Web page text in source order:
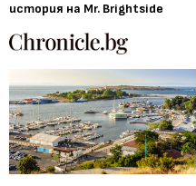
история на Mr. Brightside